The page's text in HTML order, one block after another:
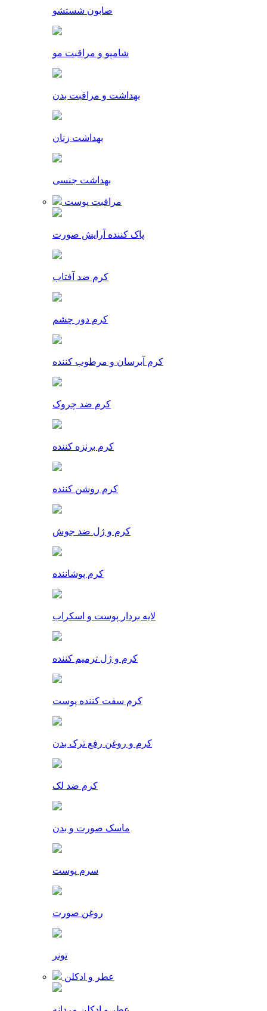
صابون شستشو
شامپو و مراقبت مو
بهداشت و مراقبت بدن
بهداشت زنان
بهداشت جنسی
مراقبت پوست
پاک کننده آرایش صورت
کرم ضد آفتاب
کرم دور چشم
کرم آبرسان و مرطوب کننده
کرم ضد چروک
کرم برنزه کننده
کرم روشن کننده
کرم و ژل ضد جوش
کرم پوشاننده
لایه بردار پوست و اسکراب
کرم و ژل ترمیم کننده
کرم سفت کننده پوست
کرم و روغن رفع ترک بدن
کرم ضد لک
ماسک صورت و بدن
سرم پوست
روغن صورت
تونر
عطر و ادکلن